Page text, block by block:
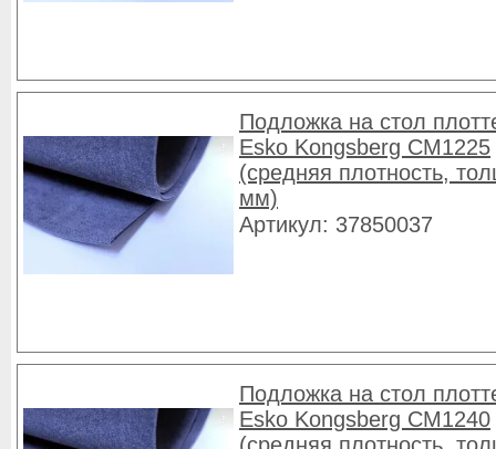
Подложка на стол
Esko Kongsberg CM1225
(средняя плотность,
мм)
Артикул: 37850037
Подложка на стол
Esko Kongsberg CM1240
(средняя плотность,